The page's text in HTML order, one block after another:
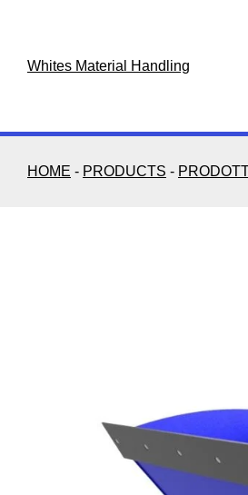
Whites Material Handling
HOME - PRODUCTS -